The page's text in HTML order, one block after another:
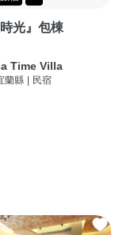
時光』包棟
Time Villa
蘭縣 民宿